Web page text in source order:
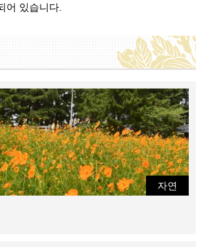
어 있습니다.
자연